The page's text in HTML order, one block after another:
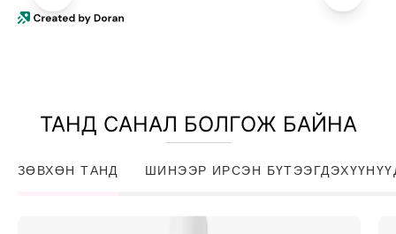
ТАНД САНАЛ БОЛГОЖ БАЙНА
ЗӨВХӨН ТАНД ШИНЭЭР ИРСЭН